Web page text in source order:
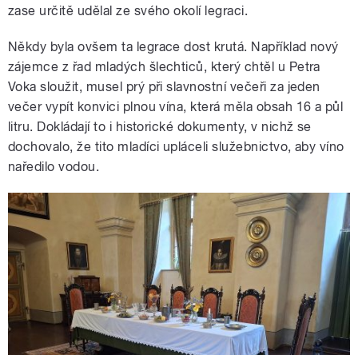
zase určitě udělal ze svého okolí legraci.
Někdy byla ovšem ta legrace dost krutá. Například nový
zájemce z řad mladých šlechticů, který chtěl u Petra
Voka sloužit, musel prý při slavnostní večeři za jeden
večer vypít konvici plnou vína, která měla obsah 16 a půl
litru. Dokládají to i historické dokumenty, v nichž se
dochovalo, že tito mladíci upláceli služebnictvo, aby víno
naředilo vodou.